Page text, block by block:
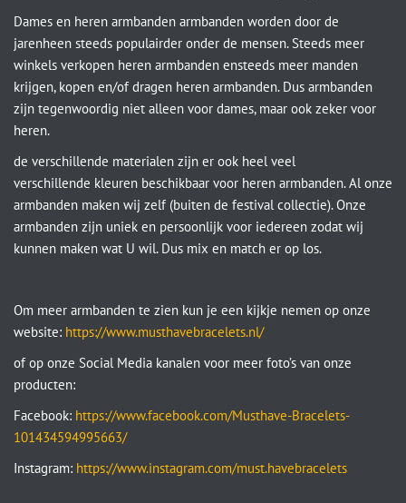
Dames en heren armbanden armbanden worden door de
jarenheen steeds populairder onder de mensen. Steeds meer
winkels verkopen heren armbanden ensteeds meer manden
krijgen, kopen en/of dragen heren armbanden. Dus armbanden
zijn tegenwoordig niet alleen voor dames, maar ook zeker voor
heren.
de verschillende materialen zijn er ook heel veel
verschillende kleuren beschikbaar voor heren armbanden. Al onze
armbanden maken wij zelf (buiten de festival collectie). Onze
armbanden zijn uniek en persoonlijk voor iedereen zodat wij
kunnen maken wat U wil. Dus mix en match er op los.
Om meer armbanden te zien kun je een kijkje nemen op onze
website: https://www.musthavebracelets.nl/
of op onze Social Media kanalen voor meer foto’s van onze
producten:
Facebook: https://www.facebook.com/Musthave-Bracelets-
101434594995663/
Instagram: https://www.instagram.com/must.havebracelets